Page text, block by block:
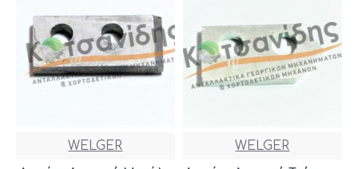
WELGER WELGER